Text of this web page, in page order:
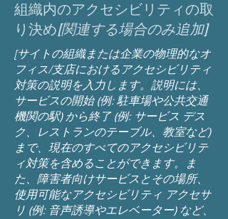
組織内のアクセシビリティの取
り決め[関連する場合のみ追加]
[サイトの組織または企業の物理的なオ
フィス/支店におけるアクセシビリティ
対策の説明を入力します。説明には、
サービスの開始 (例: 駐車場や公共交通
機関の駅) から終了 (例: サービス デス
ク、レストランのテーブル、教室など)
まで、現在のすべてのアクセシビリテ
ィ対策を含めることができます。ま
た、障害者向けサービスとその場所、
使用可能なアクセシビリティ アクセサ
リ (例: 音声誘導やエレベーター) など、